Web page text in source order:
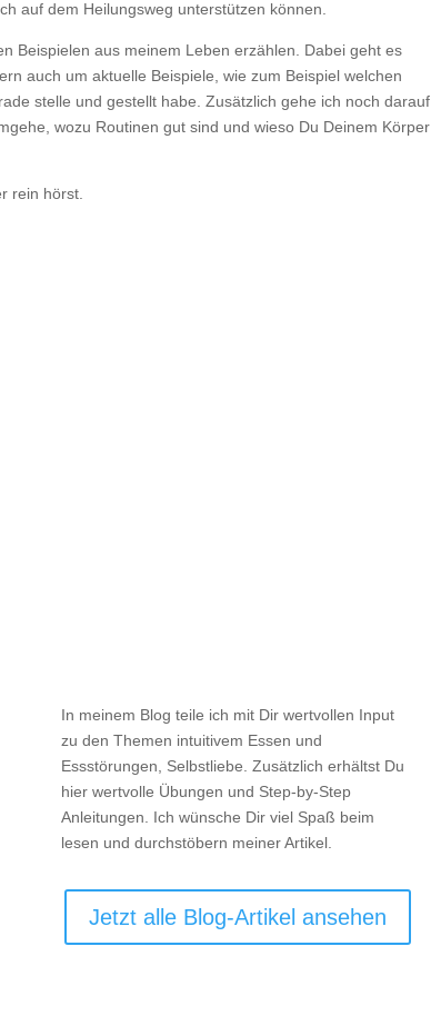
auf dem Heilungsweg unterstützen können.
Beispielen aus meinem Leben erzählen. Dabei geht es
auch um aktuelle Beispiele, wie zum Beispiel welchen
stelle und gestellt habe. Zusätzlich gehe ich noch darauf
wozu Routinen gut sind und wieso Du Deinem Körper
rein hörst.
In meinem Blog teile ich mit Dir wertvollen Input
zu den Themen intuitivem Essen und
Essstörungen, Selbstliebe. Zusätzlich erhältst Du
hier wertvolle Übungen und Step-by-Step
Anleitungen. Ich wünsche Dir viel Spaß beim
lesen und durchstöbern meiner Artikel.
Jetzt alle Blog-Artikel ansehen